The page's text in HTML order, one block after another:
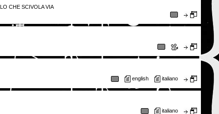
CHE SCIVOLA VIA
english
italiano
italiano